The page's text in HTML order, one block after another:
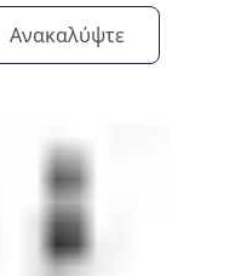
Ανακαλύψτε